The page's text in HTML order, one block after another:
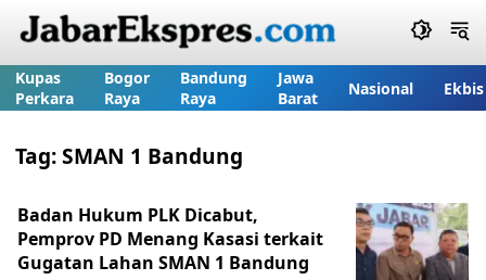
Kupas
Perkara
Bogor
Raya
Bandung
Raya
Jawa
Barat
Nasional Ekbis
Tag:SMAN 1 Bandung
Badan Hukum PLK Dicabut,
Pemprov PD Menang Kasasi terkait
Gugatan Lahan SMAN 1 Bandung